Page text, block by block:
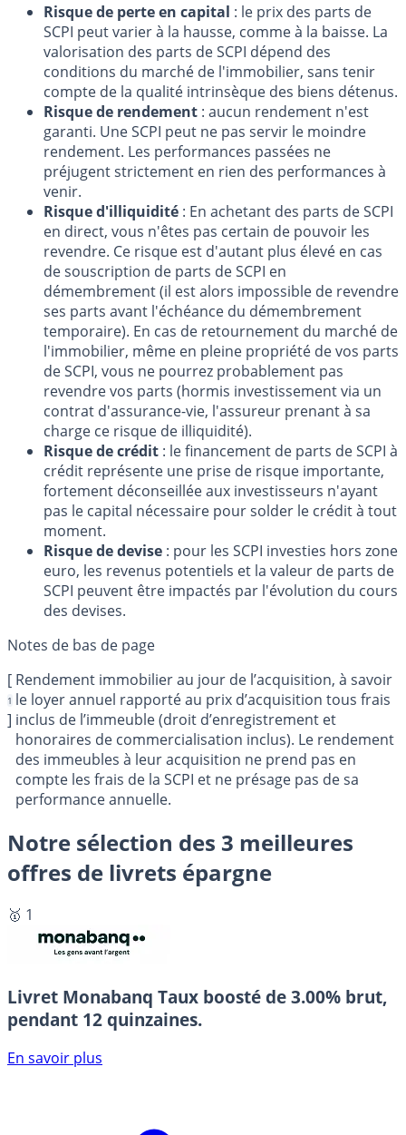
Risque de perte en capital : le prix des parts de
SCPI peut varier à la hausse, comme à la baisse. La
valorisation des parts de SCPI dépend des
conditions du marché de l'immobilier, sans tenir
compte de la qualité intrinsèque des biens détenus.
Risque de rendement : aucun rendement n'est
garanti. Une SCPI peut ne pas servir le moindre
rendement. Les performances passées ne
préjugent strictement en rien des performances à
venir.
Risque d'illiquidité : En achetant des parts de SCPI
en direct, vous n'êtes pas certain de pouvoir les
revendre. Ce risque est d'autant plus élevé en cas
de souscription de parts de SCPI en
démembrement (il est alors impossible de revendre
ses parts avant l'échéance du démembrement
temporaire). En cas de retournement du marché de
l'immobilier, même en pleine propriété de vos parts
de SCPI, vous ne pourrez probablement pas
revendre vos parts (hormis investissement via un
contrat d'assurance-vie, l'assureur prenant à sa
charge ce risque de illiquidité).
Risque de crédit : le financement de parts de SCPI à
crédit représente une prise de risque importante,
fortement déconseillée aux investisseurs n'ayant
pas le capital nécessaire pour solder le crédit à tout
moment.
Risque de devise : pour les SCPI investies hors zone
euro, les revenus potentiels et la valeur de parts de
SCPI peuvent être impactés par l'évolution du cours
des devises.
[
1
]
Rendement immobilier au jour de l’acquisition, à savoir
le loyer annuel rapporté au prix d’acquisition tous frais
inclus de l’immeuble (droit d’enregistrement et
honoraires de commercialisation inclus). Le rendement
des immeubles à leur acquisition ne prend pas en
compte les frais de la SCPI et ne présage pas de sa
performance annuelle.
Notre sélection des 3 meilleures
offres de livrets épargne
🥇 1
Livret Monabanq Taux boosté de 3.00% brut,
pendant 12 quinzaines.
En savoir plus